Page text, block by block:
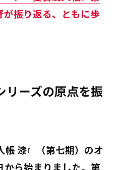
が振り返る、ともに歩
リーズの原点を振
漆』（第七期）のオ
ら始まりました。第